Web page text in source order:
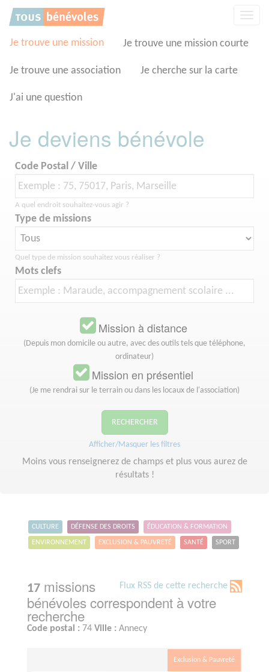
Je trouve une mission Je trouve une mission courte
Je trouve une association Je cherche sur la carte
J'ai une question
Je deviens bénévole
Code Postal / Ville
A quel endroit souhaitez-vous agir ?
Type de missions
Quel type de mission souhaitez vous réaliser ?
Mots clefs
Mission à distance
(Depuis mon domicile ou autre, avec des outils tels que téléphone,
ordinateur)
Mission en présentiel
(Je me rendrai sur le terrain ou dans les locaux de l'association)
RECHERCHER
Afficher/Masquer les filtres
Moins vous renseignerez de champs et plus vous aurez de
résultats !
CULTURE DÉFENSE DES DROITS ÉDUCATION & FORMATION
ENVIRONNEMENT EXCLUSION & PAUVRETÉ SANTÉ SPORT
Flux RSS de cette recherche
17 missions
bénévoles correspondent à votre
recherche
Code postal : 74 Ville : Annecy
Exclusion & Pauvreté
Panneau de gestion des cookies